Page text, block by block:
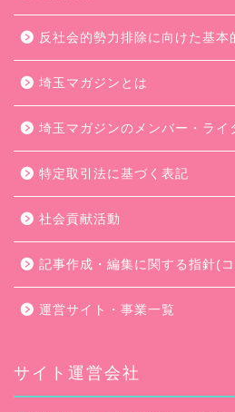
反社会的勢力排除に向けた基本
埼玉マガジンとは
埼玉マガジンのメンバー・ライ
特定取引法に基づく表記
社会貢献活動
記事作成・編集に関する指針(
運営サイト・事業一覧
サイト運営会社